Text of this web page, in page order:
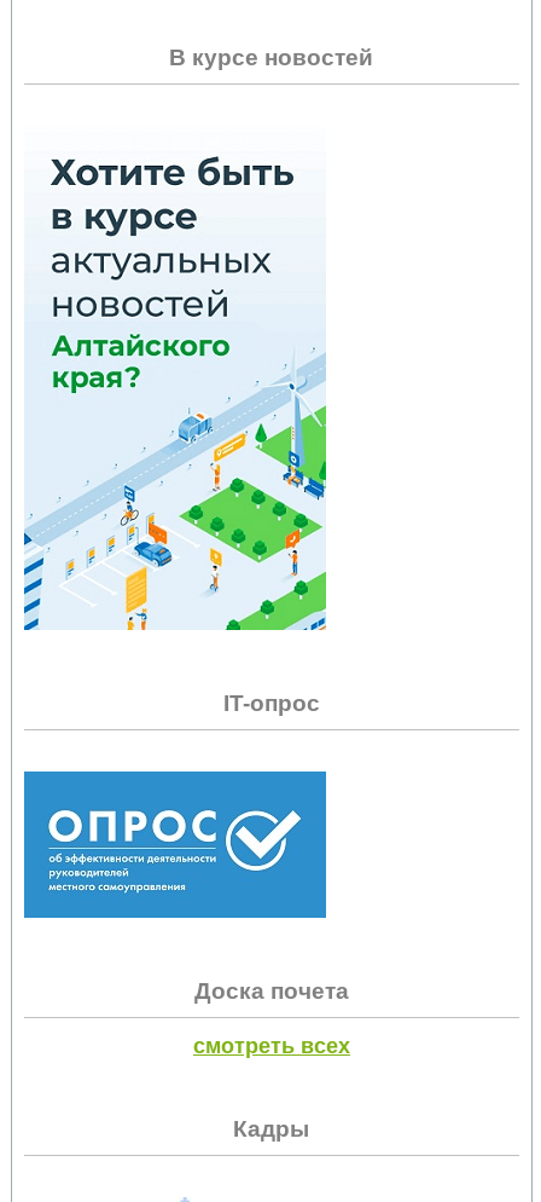
В курсе новостей
IT-опрос
Доска почета
смотреть всех
Кадры